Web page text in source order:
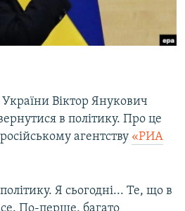
Віктор Янукович
в політику. Про це
агентству «РИА
Я сьогодні... Те, що в